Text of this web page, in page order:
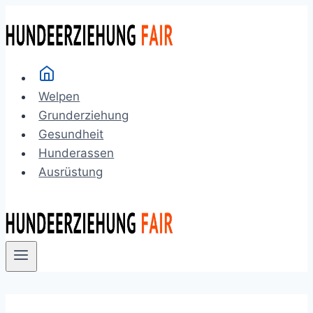
Inhalt
Welpen
Grunderziehung
Gesundheit
Hunderassen
Ausrüstung